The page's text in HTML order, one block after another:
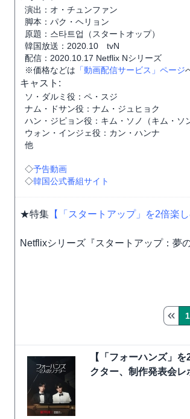
演出：オ・チュンファン
脚本：パク・ヘリョン
原題：스타트업（スタートオップ）
韓国放送：2020.10 tvN
配信：2020.10.17 Netflix Nシリーズ
※価格などは 「動画配信サービス」ページ
キャスト:
ソ・ダルミ役：ペ・スジ
ナム・ドサン役：ナム・ジュヒョク
ハン・ジピョン役：キム・ソノ（キム・ソ
ウォン・インジェ役：カン・ハンナ
他
◇予告動画
◇韓国公式番組サイト
★特集 【「スタートアップ」を2倍楽し
Netflixシリーズ『スタートアップ：夢
1
【「フォーハンズ」
クター、制作発表会レ